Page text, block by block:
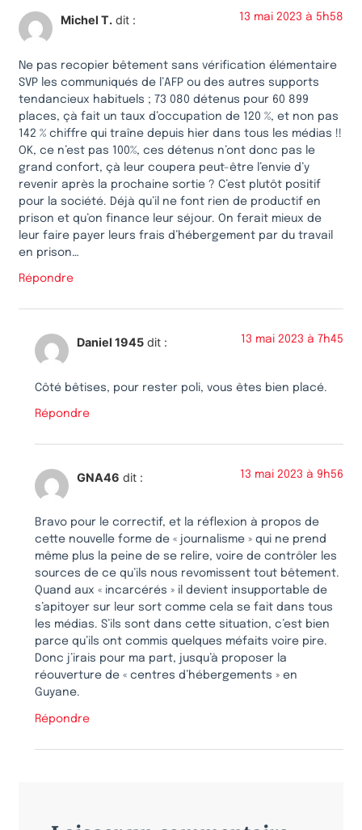
Michel T. dit : 13 mai 2023 à 5h58
Ne pas recopier bêtement sans vérification élémentaire
SVP les communiqués de l’AFP ou des autres supports
tendancieux habituels ; 73 080 détenus pour 60 899
places, çà fait un taux d’occupation de 120 %, et non pas
142 % chiffre qui traîne depuis hier dans tous les médias !!
OK, ce n’est pas 100%, ces détenus n’ont donc pas le
grand confort, çà leur coupera peut-être l’envie d’y
revenir après la prochaine sortie ? C’est plutôt positif
pour la société. Déjà qu’il ne font rien de productif en
prison et qu’on finance leur séjour. On ferait mieux de
leur faire payer leurs frais d’hébergement par du travail
en prison…
Répondre
Daniel 1945 dit : 13 mai 2023 à 7h45
Côté bêtises, pour rester poli, vous êtes bien placé.
Répondre
GNA46 dit : 13 mai 2023 à 9h56
Bravo pour le correctif, et la réflexion à propos de
cette nouvelle forme de « journalisme » qui ne prend
même plus la peine de se relire, voire de contrôler les
sources de ce qu’ils nous revomissent tout bêtement.
Quand aux « incarcérés » il devient insupportable de
s’apitoyer sur leur sort comme cela se fait dans tous
les médias. S’ils sont dans cette situation, c’est bien
parce qu’ils ont commis quelques méfaits voire pire.
Donc j’irais pour ma part, jusqu’à proposer la
réouverture de « centres d’hébergements » en
Guyane.
Répondre